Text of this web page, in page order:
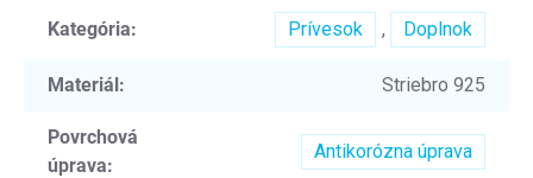
Kategória: Prívesok , Doplnok
Materiál: Striebro 925
Povrchová
úprava:
Antikorózna úprava